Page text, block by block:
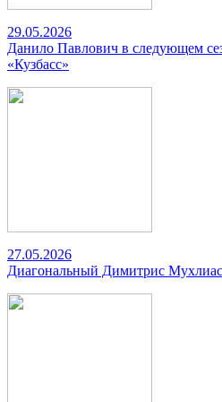
29.05.2026
Данило Павлович в следующем
«Кузбасс»
27.05.2026
Диагональный Димитрис Мухлиас